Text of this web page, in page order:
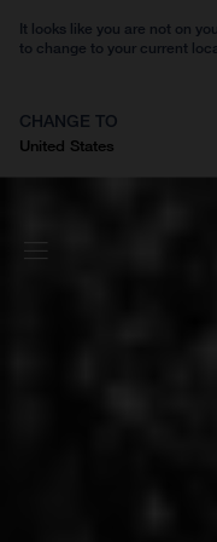
It looks like you are not on
to change to your current
CHANGE TO
United States